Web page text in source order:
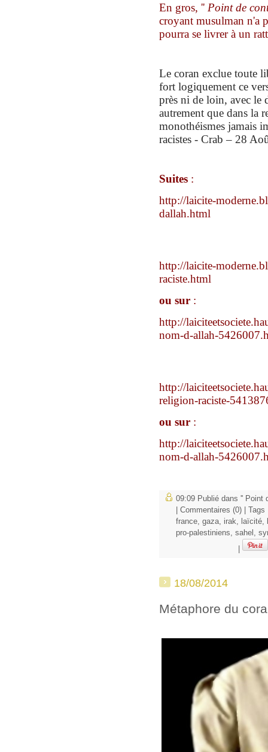
En gros, '' Point de
croyant musulman n'a
pourra se livrer à un
Le coran exclue toute
fort logiquement ce
près ni de loin, avec le
autrement que dans la
monothéismes jamais
racistes - Crab – 28
Suites :
http://laicite-
dallah.html
http://laicite-
raciste.html
ou sur :
http://
nom-d-allah-
http://
religion-raciste-
ou sur :
http://
nom-d-allah-
09:09 Publié dans '' Point
Commentaires (0) |
france gaza irak laïcité
pro-palestiniens
sahel
18/08/2014
Métaphore du